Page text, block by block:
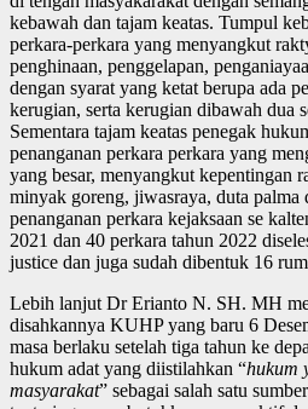
kebawah dan tajam keatas. Tumpul
perkara-perkara yang menyangkut
penghinaan, penggelapan,
dengan syarat yang ketat berupa ada
kerugian, serta kerugian dibawah dua
Sementara tajam keatas penegak
penanganan perkara perkara yang
yang besar, menyangkut kepentingan
minyak goreng, jiwasraya, duta palma
penanganan perkara kejaksaan se
2021 dan 40 perkara tahun 2022
justice dan juga sudah dibentuk 16
Lebih lanjut Dr Erianto N. SH. MH
disahkannya KUHP yang baru 6
masa berlaku setelah tiga tahun ke
hukum adat yang diistilahkan “hukum
masyarakat” sebagai salah satu